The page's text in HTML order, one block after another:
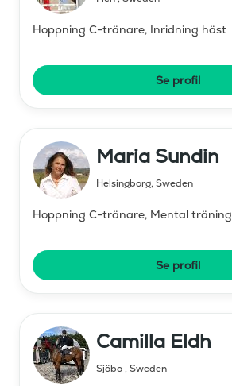
Hoppning C-tränare, Inridning häst
Se profil
Maria Sundin
Helsingborg, Sweden
Hoppning C-tränare, Mental träning
Se profil
Camilla Eldh
Sjöbo, Sweden